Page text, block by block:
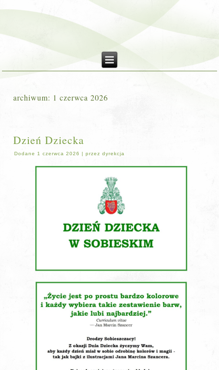
archiwum: 1 czerwca 2026
Dzień Dziecka
Dodane 1 czerwca 2026 |przez dyrekcja